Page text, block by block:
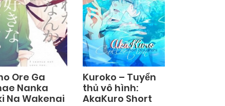
Ore Ga
Nanka
Na Wakenai
Kuroko – Tuyển
thủ vô hình:
AkaKuro Short